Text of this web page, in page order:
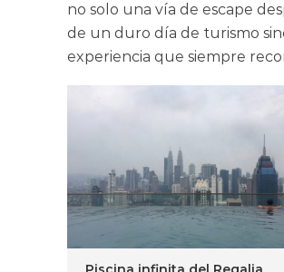
no solo una vía de escape
de un duro día de turismo
experiencia que siempre